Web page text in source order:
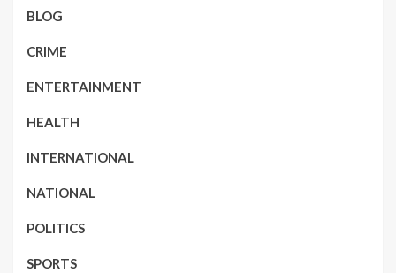
BLOG
CRIME
ENTERTAINMENT
HEALTH
INTERNATIONAL
NATIONAL
POLITICS
SPORTS